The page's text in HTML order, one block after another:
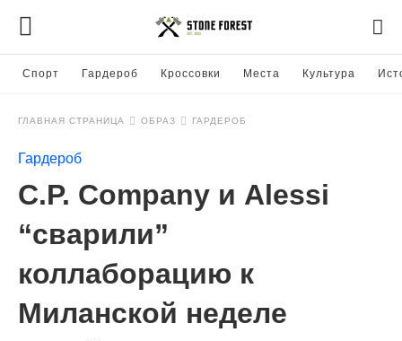
Спорт Гардероб Кроссовки Места Культура
ГЛАВНАЯ СТРАНИЦА ОБРАЗ ГАРДЕРОБ
Гардероб
C.P. Company и Alessi
“сварили”
коллаборацию к
Миланской неделе